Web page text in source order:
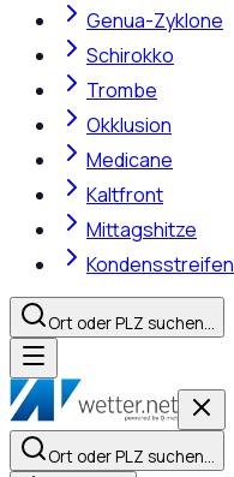
Genua-Zyklone
Schirokko
Trombe
Okklusion
Medicane
Kaltfront
Mittagshitze
Kondensstreifen
Ort oder PLZ suchen…
Ort oder PLZ suchen…